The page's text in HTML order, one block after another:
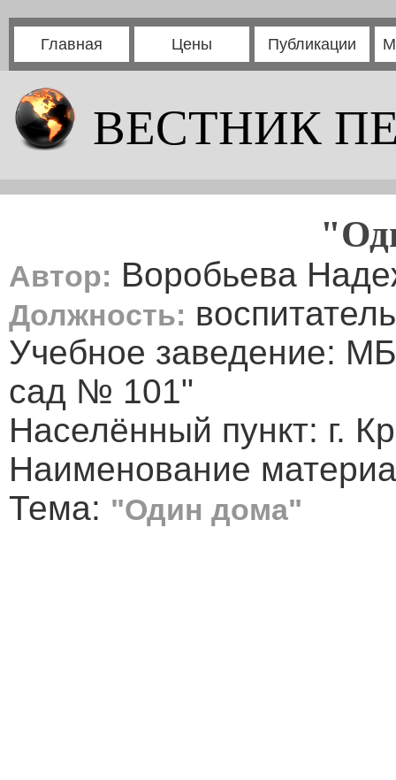
Главная Цены Публикации
ВЕСТНИК
Автор: Воробьева
Должность: воспитатель
Учебное заведение:
сад № 101"
Населённый пункт: г.
Наименование
Тема: "Один дома"